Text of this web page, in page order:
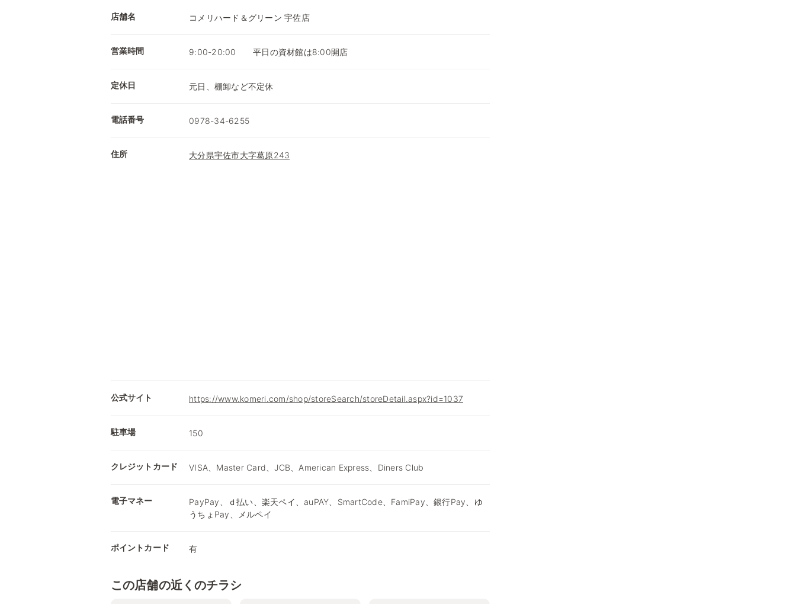
店舗名 コメリハード＆グリーン 宇佐店
営業時間 9:00-20:00 平日の資材館は8:00開店
定休日 元日、棚卸など不定休
電話番号 0978-34-6255
住所 大分県宇佐市大字葛原243
公式サイト https://www.komeri.com/shop/storeSearch/storeDetail.aspx?id=1037
駐車場 150
クレジットカード VISA、Master Card、JCB、American Express、Diners Club
電子マネー
PayPay、ｄ払い、楽天ペイ、auPAY、SmartCode、FamiPay、銀行Pay、ゆ
うちょPay、メルペイ
ポイントカード 有
この店舗の近くのチラシ